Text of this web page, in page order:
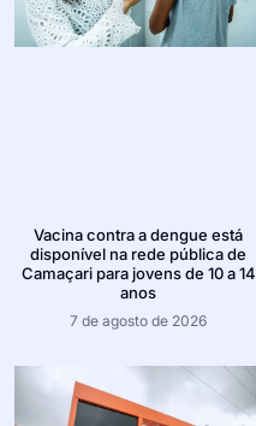
Vacina contra a dengue está
disponível na rede pública de
Camaçari para jovens de 10 a 14
anos
7 de agosto de 2026